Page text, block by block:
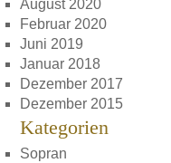
August 2020
Februar 2020
Juni 2019
Januar 2018
Dezember 2017
Dezember 2015
Kategorien
Sopran